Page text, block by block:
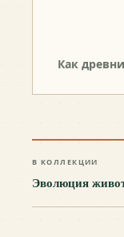
Как
В КОЛЛЕКЦИИ
Эволюция